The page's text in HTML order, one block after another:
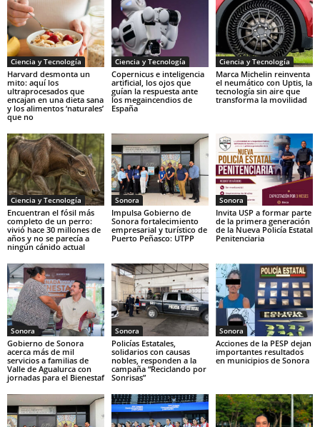
Ciencia y Tecnología
Harvard desmonta un
mito: aquí los
ultraprocesados que
encajan en una dieta sana
y los alimentos ‘naturales’
que no
Ciencia y Tecnología
Copernicus e inteligencia
artificial, los ojos que
guían la respuesta ante
los megaincendios de
España
Ciencia y Tecnología
Marca Michelin reinventa
el neumático con Uptis, la
tecnología sin aire que
transforma la movilidad
Ciencia y Tecnología
Encuentran el fósil más
completo de un perro:
vivió hace 30 millones de
años y no se parecía a
ningún cánido actual
Sonora
Impulsa Gobierno de
Sonora fortalecimiento
empresarial y turístico de
Puerto Peñasco: UTPP
Sonora
Invita USP a formar parte
de la primera generación
de la Nueva Policía Estatal
Penitenciaria
Sonora
Gobierno de Sonora
acerca más de mil
servicios a familias de
Valle de Agualurca con
jornadas para el Bienestaf
Sonora
Policías Estatales,
solidarios con causas
nobles, responden a la
campaña “Reciclando por
Sonrisas”
Sonora
Acciones de la PESP dejan
importantes resultados
en municipios de Sonora